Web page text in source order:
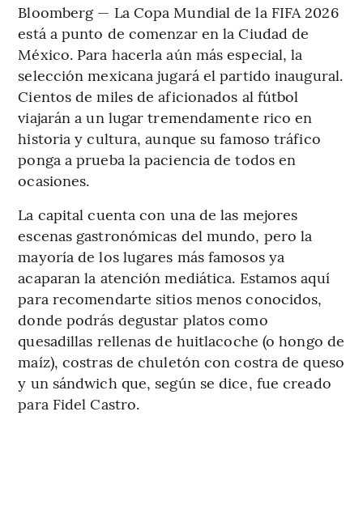
Bloomberg — La Copa Mundial de la FIFA 2026
está a punto de comenzar en la Ciudad de
México. Para hacerla aún más especial, la
selección mexicana jugará el partido inaugural.
Cientos de miles de aficionados al fútbol
viajarán a un lugar tremendamente rico en
historia y cultura, aunque su famoso tráfico
ponga a prueba la paciencia de todos en
ocasiones.
La capital cuenta con una de las mejores
escenas gastronómicas del mundo, pero la
mayoría de los lugares más famosos ya
acaparan la atención mediática. Estamos aquí
para recomendarte sitios menos conocidos,
donde podrás degustar platos como
quesadillas rellenas de huitlacoche (o hongo de
maíz), costras de chuletón con costra de queso
y un sándwich que, según se dice, fue creado
para Fidel Castro.